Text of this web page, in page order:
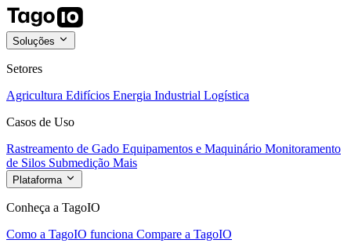
Soluções
Setores
Agricultura Edifícios Energia Industrial Logística
Casos de Uso
Rastreamento de Gado Equipamentos e Maquinário Monitoramento
de Silos Submedição Mais
Plataforma
Conheça a TagoIO
Como a TagoIO funciona Compare a TagoIO